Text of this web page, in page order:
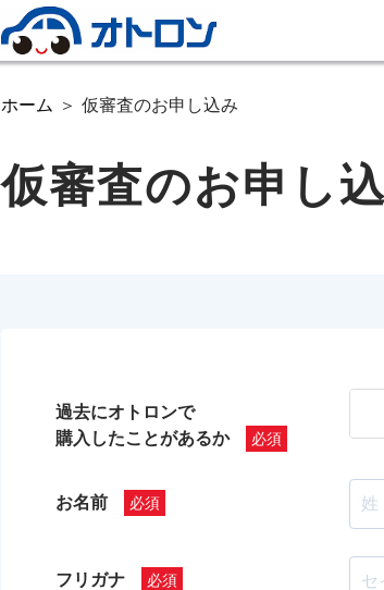
ホーム 仮審査のお申し込み
仮審査のお申し
過去にオトロンで
購入したことがあるか
お名前
フリガナ